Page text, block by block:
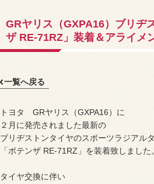
GRヤリス（GXPA16）ブリヂ
ザ RE-71RZ」装着＆アライメ
一覧へ戻る
トヨタ GRヤリス（GXPA16）に
２月に発売されました最新の
ブリヂストンタイヤのスポーツラジアル
「ポテンザ RE-71RZ」を装着致しました。
タイヤ交換に伴い